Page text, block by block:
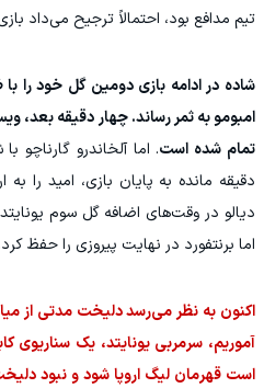
تیم مدافع بود، احتمالاً ترجیح می‌داد
شاده در ادامه بازی دومین گل خود را با
امبومو به ثمر رساند. چهار دقیقه بعد،
تمام شده است. اما آلخاندرو گارناچو
دقیقه مانده به پایان بازی، امید را به
دیالو در وقت‌های اضافه گل سوم
اما برنتفورد در نهایت پیروزی را حفظ
اکنون به نظر می‌رسد دلیخت مدتی از
آموریم، سرمربی یونایتد، یک سناریوی
است قهرمان لیگ اروپا شود و نبود